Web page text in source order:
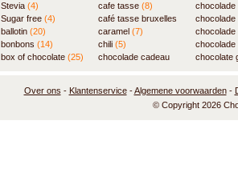
Stevia (4)
Sugar free (4)
ballotin (20)
bonbons (14)
box of chocolate (25)
cafe tasse (8)
café tasse bruxelles
(8)
caramel (7)
chili (5)
chocolade cadeau
(7)
chocolate
Over ons - Klantenservice-Algemene voorwaarden-
© Copyright 2026